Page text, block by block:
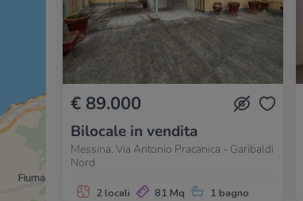
€ 89.000
Bilocale in vendita
Messina, Via Antonio Pracanica - Garibaldi
Nord
2 locali 81 Mq 1 bagno